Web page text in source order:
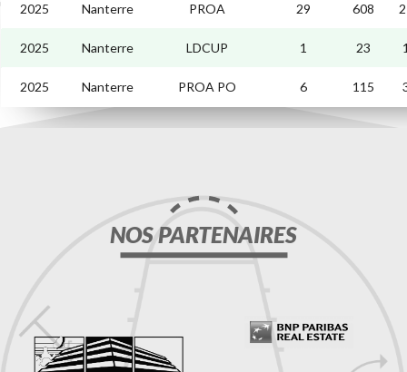
2025 Nanterre PROA 29 608
2025 Nanterre LDCUP 1 23
2025 Nanterre PROA PO 6 115
NOS PARTENAIRES